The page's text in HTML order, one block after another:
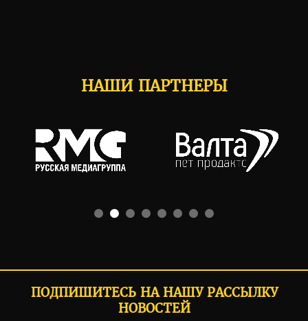
НАШИ ПАРТНЕРЫ
ПОДПИШИТЕСЬ НА НАШУ РАССЫЛКУ
НОВОСТЕЙ